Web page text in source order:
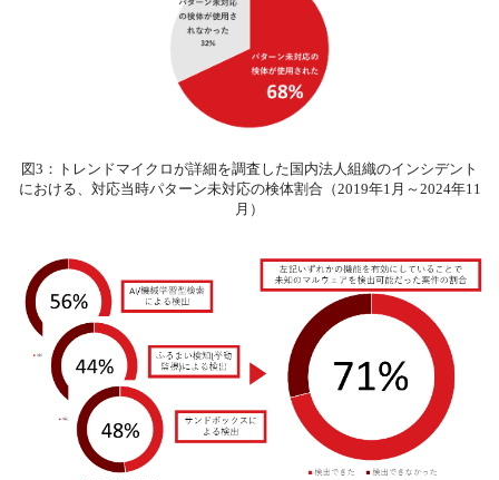
図3：トレンドマイクロが詳細を調査した国内法人組織のインシデント
における、対応当時パターン未対応の検体割合（2019年1月～2024年11
月）